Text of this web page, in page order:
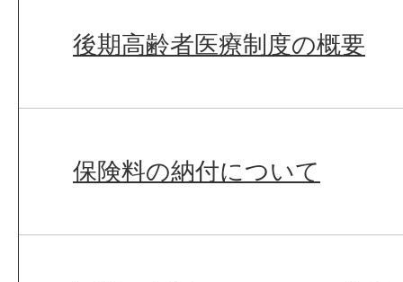
後期高齢者医療制度の概要
保険料の納付について